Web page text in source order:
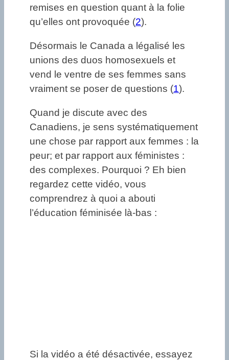
remises en question quant à la folie
qu’elles ont provoquée (2).
Désormais le Canada a légalisé les
unions des duos homosexuels et
vend le ventre de ses femmes sans
vraiment se poser de questions (1).
Quand je discute avec des
Canadiens, je sens systématiquement
une chose par rapport aux femmes : la
peur; et par rapport aux féministes :
des complexes. Pourquoi ? Eh bien
regardez cette vidéo, vous
comprendrez à quoi a abouti
l’éducation féminisée là-bas :
Si la vidéo a été désactivée, essayez